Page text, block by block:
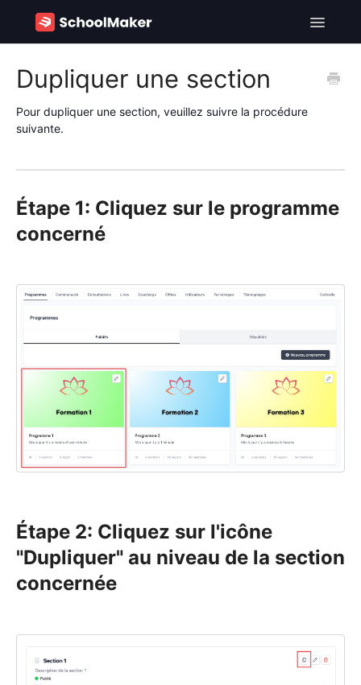
Toggle
Dupliquer une section
Pour dupliquer une section, veuillez suivre la procédure
suivante.
Étape 1: Cliquez sur le programme
concerné
Étape 2: Cliquez sur l'icône
"Dupliquer" au niveau de la section
concernée